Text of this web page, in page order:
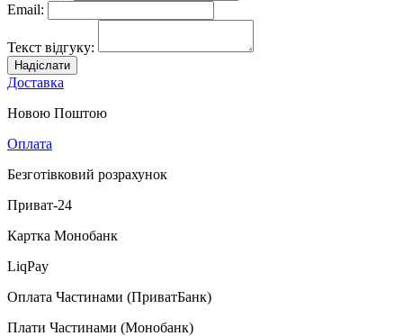
Email:
Текст відгуку:
Надіслати
Доставка
Новою Поштою
Оплата
Безготівковий розрахунок
Приват-24
Картка Монобанк
LiqPay
Оплата Частинами (ПриватБанк)
Плати Частинами (Монобанк)